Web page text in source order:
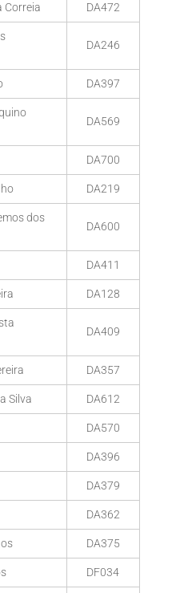
Correia DA472
DA246
DA397
DA569
DA700
DA219
dos
DA600
DA411
DA128
DA409
DA357
Silva DA612
DA570
DA396
DA379
DA362
DA375
DF034